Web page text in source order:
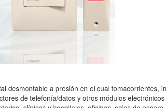
desmontable a presión en el cual tomacorrientes,
de telefonía/datos y otros módulos